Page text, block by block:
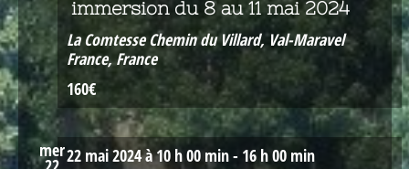
immersion du 8 au 11 mai 2024
La ComtesseChemin du Villard, Val-Maravel
France, France
160€
mer22 mai 2024 à 10 h 00 min- 16 h 00 min